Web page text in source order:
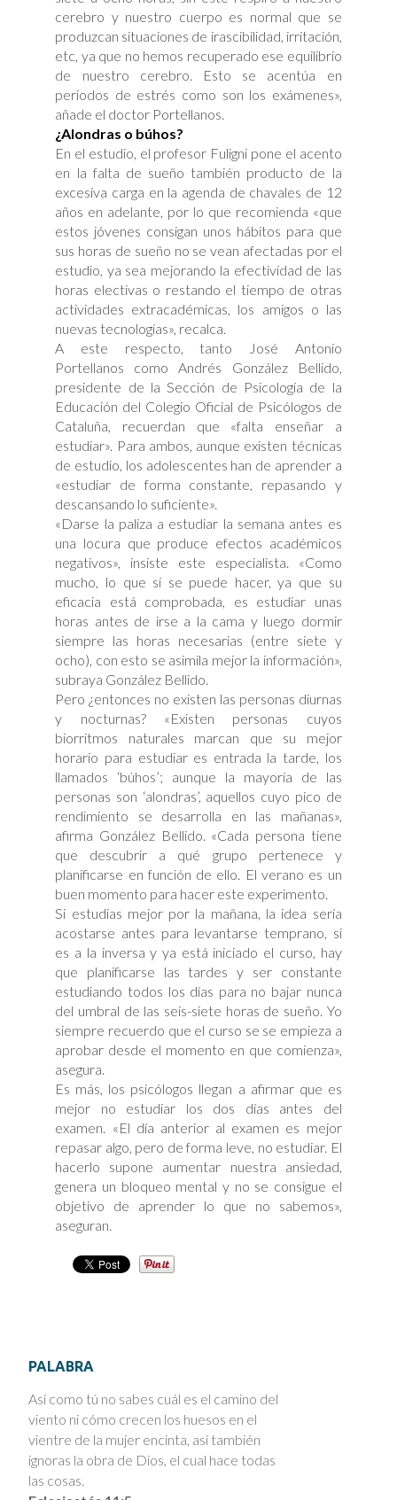
cerebro y nuestro cuerpo es normal que se
produzcan situaciones de irascibilidad, irritación,
etc, ya que no hemos recuperado ese equilibrio
de nuestro cerebro. Esto se acentúa en
periodos de estrés como son los exámenes»,
añade el doctor Portellanos.
¿Alondras o búhos?
En el estudio, el profesor Fuligni pone el acento
en la falta de sueño también producto de la
excesiva carga en la agenda de chavales de 12
años en adelante, por lo que recomienda «que
estos jóvenes consigan unos hábitos para que
sus horas de sueño no se vean afectadas por el
estudio, ya sea mejorando la efectividad de las
horas electivas o restando el tiempo de otras
actividades extracadémicas, los amigos o las
nuevas tecnologías», recalca.
A este respecto, tanto José Antonio
Portellanos como Andrés González Bellido,
presidente de la Sección de Psicología de la
Educación del Colegio Oficial de Psicólogos de
Cataluña, recuerdan que «falta enseñar a
estudiar». Para ambos, aunque existen técnicas
de estudio, los adolescentes han de aprender a
«estudiar de forma constante, repasando y
descansando lo suficiente».
«Darse la paliza a estudiar la semana antes es
una locura que produce efectos académicos
negativos», insiste este especialista. «Como
mucho, lo que sí se puede hacer, ya que su
eficacia está comprobada, es estudiar unas
horas antes de irse a la cama y luego dormir
siempre las horas necesarias (entre siete y
ocho), con esto se asimila mejor la información»,
subraya González Bellido.
Pero ¿entonces no existen las personas diurnas
y nocturnas? «Existen personas cuyos
biorritmos naturales marcan que su mejor
horario para estudiar es entrada la tarde, los
llamados ‘búhos’; aunque la mayoría de las
personas son ‘alondras’, aquellos cuyo pico de
rendimiento se desarrolla en las mañanas»,
afirma González Bellido. «Cada persona tiene
que descubrir a qué grupo pertenece y
planificarse en función de ello. El verano es un
buen momento para hacer este experimento.
Si estudias mejor por la mañana, la idea sería
acostarse antes para levantarse temprano, si
es a la inversa y ya está iniciado el curso, hay
que planificarse las tardes y ser constante
estudiando todos los días para no bajar nunca
del umbral de las seis-siete horas de sueño. Yo
siempre recuerdo que el curso se se empieza a
aprobar desde el momento en que comienza»,
asegura.
Es más, los psicólogos llegan a afirmar que es
mejor no estudiar los dos días antes del
examen. «El día anterior al examen es mejor
repasar algo, pero de forma leve, no estudiar. El
hacerlo supone aumentar nuestra ansiedad,
genera un bloqueo mental y no se consigue el
objetivo de aprender lo que no sabemos»,
aseguran.
PALABRA
Así como tú no sabes cuál es el camino del
viento ni cómo crecen los huesos en el
vientre de la mujer encinta, así también
ignoras la obra de Dios, el cual hace todas
las cosas.